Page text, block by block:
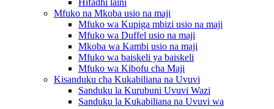
Hifadhi laini
Mfuko na Mkoba usio na maji
Mfuko wa Kupiga mbizi usio na maji
Mfuko wa Duffel usio na maji
Mkoba wa Kambi usio na maji
Mfuko wa baiskeli ya baiskeli
Mfuko wa Kibofu cha Maji
Kisanduku cha Kukabiliana na Uvuvi
Sanduku la Kurubuni Uvuvi Wazi
Sanduku la Kukabiliana na Uvuvi wa